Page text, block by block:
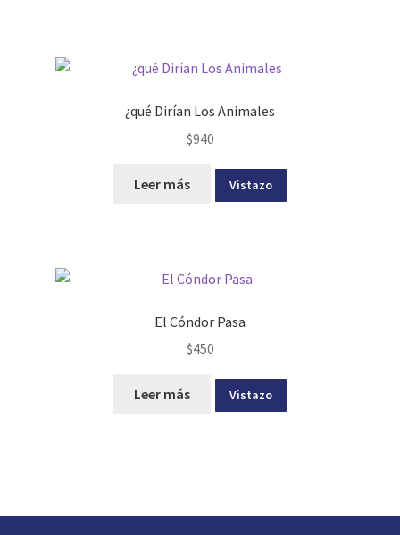
¿qué Dirían Los Animales
$940
Leer más Vistazo
El Cóndor Pasa
$450
Leer más Vistazo